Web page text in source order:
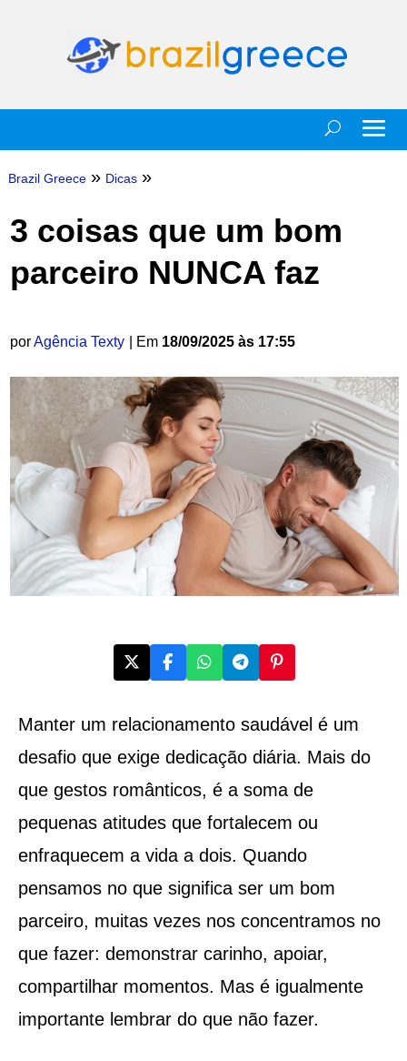
Brazil Greece » Dicas »
3 coisas que um bom
parceiro NUNCA faz
porAgência Texty | Em 18/09/2025 às 17:55
Manter um relacionamento saudável é um
desafio que exige dedicação diária. Mais do
que gestos românticos, é a soma de
pequenas atitudes que fortalecem ou
enfraquecem a vida a dois. Quando
pensamos no que significa ser um bom
parceiro, muitas vezes nos concentramos no
que fazer: demonstrar carinho, apoiar,
compartilhar momentos. Mas é igualmente
importante lembrar do que não fazer.